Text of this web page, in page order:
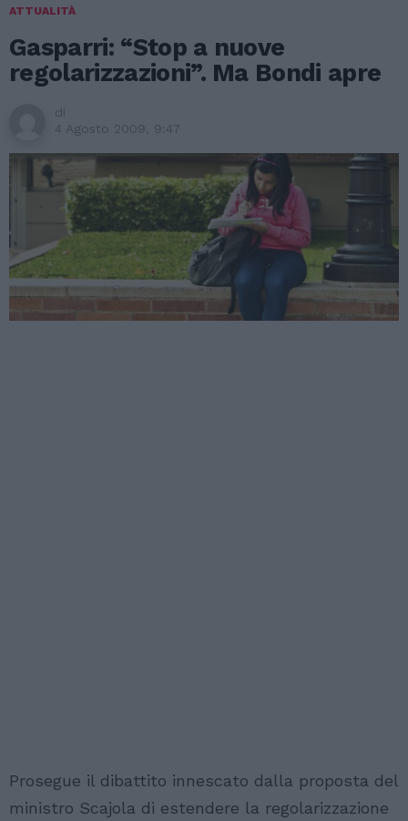
ATTUALITÀ
Gasparri: “Stop a nuove
regolarizzazioni”. Ma Bondi apre
di
4 Agosto 2009, 9:47
Prosegue il dibattito innescato dalla proposta del
ministro Scajola di estendere la regolarizzazione